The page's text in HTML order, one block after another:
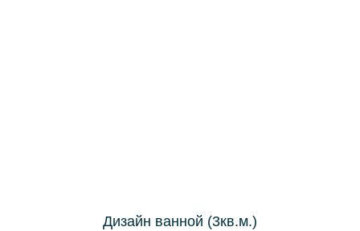
Дизайн ванной (3кв.м.)